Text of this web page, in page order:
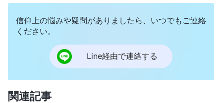
信仰上の悩みや疑問がありましたら、いつでもご連絡
ください。
Line経由で連絡する
関連記事